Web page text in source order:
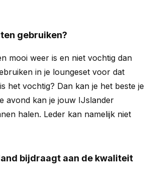
gebruiken?
mooi weer is en niet vochtig dan
in je loungeset voor dat
het vochtig? Dan kan je het beste je
avond kan je jouw IJslander
halen. Leder kan namelijk niet
bijdraagt aan de kwaliteit